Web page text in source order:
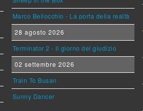
Marco Bellocchio - La porta della realtà
28 agosto 2026
Terminator 2 - Il giorno del giudizio
02 settembre 2026
Train To Busan
Sunny Dancer